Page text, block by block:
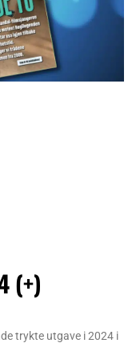
(+)
trykte utgave i 2024 i